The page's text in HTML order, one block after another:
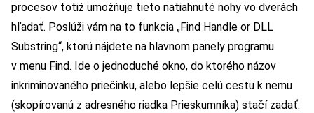
procesov totiž umožňuje tieto natiahnuté nohy vo dverách
hľadať. Poslúži vám na to funkcia „Find Handle or DLL
Substring“, ktorú nájdete na hlavnom panely programu
v menu Find. Ide o jednoduché okno, do ktorého názov
inkriminovaného priečinku, alebo lepšie celú cestu k nemu
(skopírovanú z adresného riadka Prieskumníka) stačí zadať.